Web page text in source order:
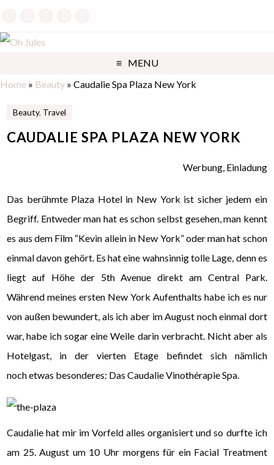
MENU
Home » Beauty » Caudalie Spa Plaza New York
Beauty, Travel
CAUDALIE SPA PLAZA NEW YORK
Werbung, Einladung
Das berühmte Plaza Hotel in New York ist sicher jedem ein
Begriff. Entweder man hat es schon selbst gesehen, man kennt
es aus dem Film “Kevin allein in New York” oder man hat schon
einmal davon gehört. Es hat eine wahnsinnig tolle Lage, denn es
liegt auf Höhe der 5th Avenue direkt am Central Park.
Während meines ersten New York Aufenthalts habe ich es nur
von außen bewundert, als ich aber im August noch einmal dort
war, habe ich sogar eine Weile darin verbracht. Nicht aber als
Hotelgast, in der vierten Etage befindet sich nämlich
noch etwas besonderes: Das Caudalie Vinothérapie Spa.
Caudalie hat mir im Vorfeld alles organisiert und so durfte ich
am 25. August um 10 Uhr morgens für ein Facial Treatment